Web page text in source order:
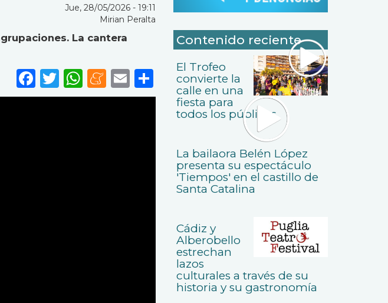
Jue, 28/05/2026 - 19:11
Mirian Peralta
La cantera
Facebook
Twitter
WhatsApp
Meneame
Email
Share
Contenido reciente
El Trofeo
convierte la
calle en una
fiesta para
todos los públicos
La bailaora Belén López
presenta su espectáculo
'Tiempos' en el castillo de
Santa Catalina
Cádiz y
Alberobello
estrechan
lazos
culturales a través de su
historia y su gastronomía